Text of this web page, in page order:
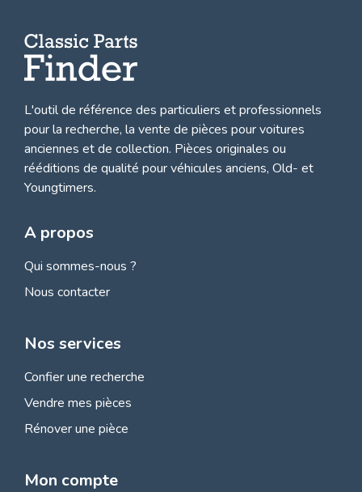
L'outil de référence des particuliers et professionnels
pour la recherche, la vente de pièces pour voitures
anciennes et de collection. Pièces originales ou
rééditions de qualité pour véhicules anciens, Old- et
Youngtimers.
A propos
Qui sommes-nous ?
Nous contacter
Nos services
Confier une recherche
Vendre mes pièces
Rénover une pièce
Mon compte